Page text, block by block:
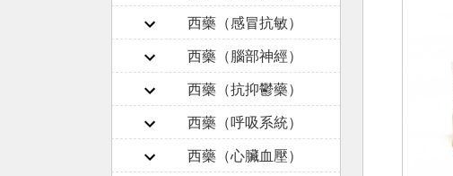
西藥（感冒抗敏）
西藥（腦部神經）
西藥（抗抑鬱藥）
西藥（呼吸系統）
西藥（心臟血壓）